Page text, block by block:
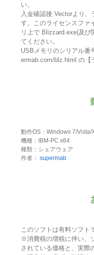
い。
入金確認後 Vectorより、
す。このライセンスファ
リ上で Blizzard.exe(及
てください。
USBメモリのシリアル番
ermab.com/blz.html の【
動作OS：Windows 7/Vista/
機種：IBM-PC x64
種類：シェアウェア
作者： supermab
このソフトは有料ソフト
※消費税の増税に伴い、
されている価格と、実際